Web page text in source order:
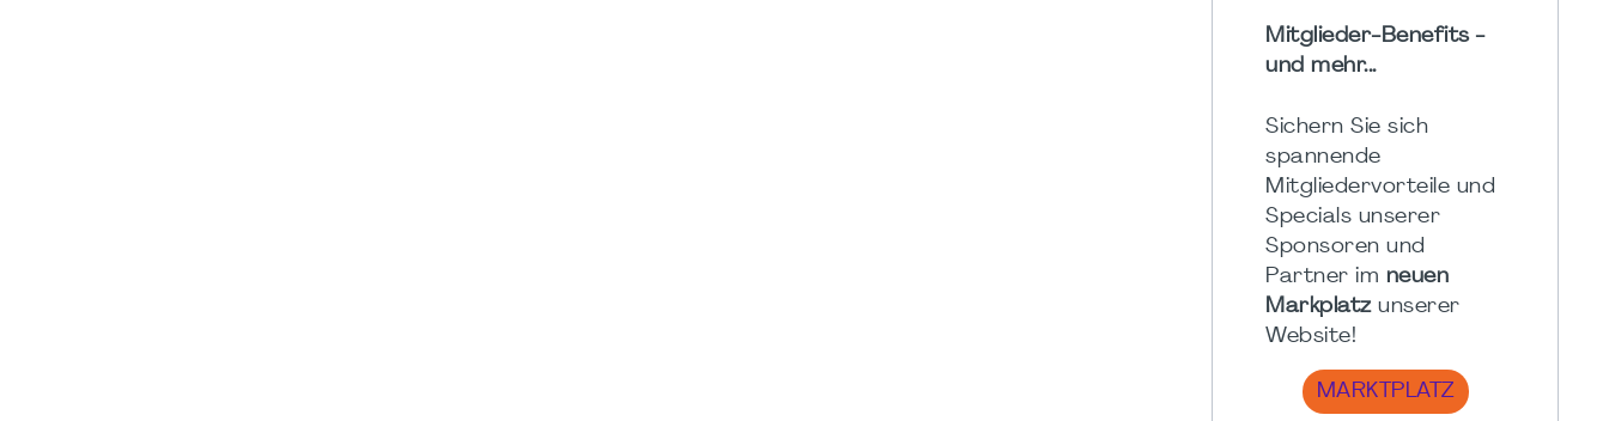
Mitglieder-Benefits -
und mehr...
Sichern Sie sich
spannende
Mitgliedervorteile und
Specials unserer
Sponsoren und
Partner im neuen
Markplatzunserer
Website!
MARKTPLATZ